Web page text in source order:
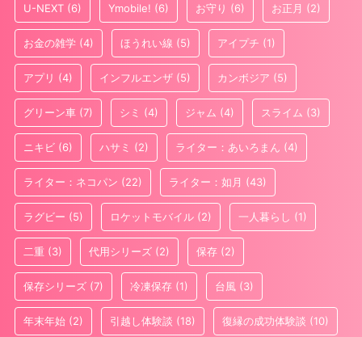
U-NEXT (6) Ymobile! (6) お守り (6) お正月 (2)
お金の雑学 (4) ほうれい線 (5) アイプチ (1)
アプリ (4) インフルエンザ (5) カンボジア (5)
グリーン車 (7) シミ (4) ジャム (4) スライム (3)
ニキビ (6) ハサミ (2) ライター：あいろまん (4)
ライター：ネコパン (22) ライター：如月 (43)
ラグビー (5) ロケットモバイル (2) 一人暮らし (1)
二重 (3) 代用シリーズ (2) 保存 (2)
保存シリーズ (7) 冷凍保存 (1) 台風 (3)
年末年始 (2) 引越し体験談 (18) 復縁の成功体験談 (10)